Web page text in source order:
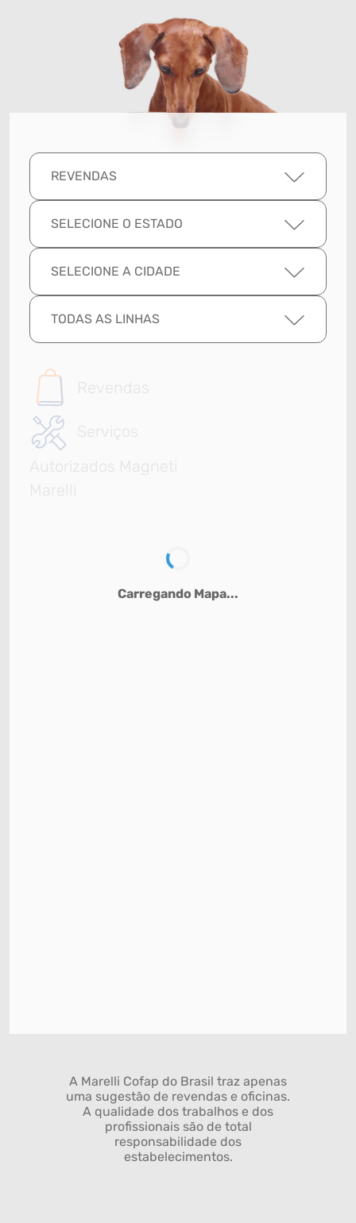
REVENDAS
SELECIONE O ESTADO
SELECIONE A CIDADE
TODAS AS LINHAS
Revendas
Serviços
Autorizados Magneti
Marelli
Carregando Mapa...
A Marelli Cofap do Brasil traz apenas
uma sugestão de revendas e oficinas.
A qualidade dos trabalhos e dos
profissionais são de total
responsabilidade dos
estabelecimentos.